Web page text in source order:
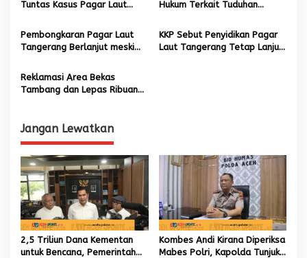
o
Tuntas Kasus Pagar Laut
Hukum Terkait Tuduhan
Pembongkaran Pagar Laut
Tangerang Berlanjut meski
KKP Sebut Penyidikan Pagar
Laut Tangerang Tetap Lanjut
Reklamasi Area Bekas
Tambang dan Lepas Ribuan
Jangan Lewatkan
2,5 Triliun Dana Kementan
untuk Bencana, Pemerintah
Kombes Andi Kirana Diperiksa
Mabes Polri, Kapolda Tunjuk